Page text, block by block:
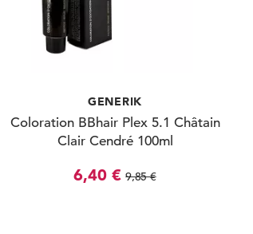
GENERIK
Coloration BBhair Plex 5.1 Châtain
Clair Cendré 100ml
6,40 € 9,85 €